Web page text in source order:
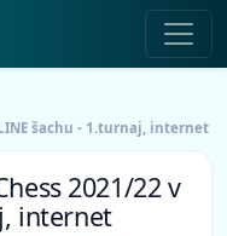
šachu - 1.turnaj, internet
2021/22 v
internet